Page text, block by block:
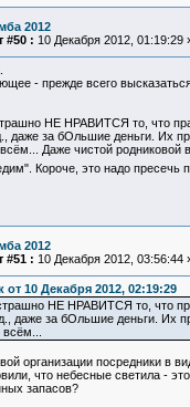
2012
#50 : 10 Декабря 2012, 01:19:29
- прежде всего
НЕ НРАВИТСЯ то, что
даже за бОльшие деньги. Их
Даже чистой родниковой
Короче, это надо пресечь
2012
#51 : 10 Декабря 2012, 03:56:44
от 10 Декабря 2012, 02:19:29
НЕ НРАВИТСЯ то, что
даже за бОльшие деньги. Их
организации посредники в
что небесные светила -
запасов?